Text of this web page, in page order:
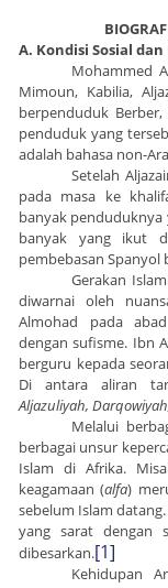
A. Kondisi Sosial
Mohammed
Mimoun, Kabilia,
berpenduduk
penduduk yang
adalah bahasa non-
Setelah
pada masa ke
banyak penduduknya
banyak yang ikut
pembebasan Spanyol
Gerakan
diwarnai oleh
Almohad pada
dengan sufisme. Ibn
berguru kepada
Di antara aliran
Aljazuliyah,
Melalui
berbagai unsur
Islam di Afrika.
keagamaan (alfa)
sebelum Islam
yang sarat dengan
dibesarkan.[1]
Kehidupan